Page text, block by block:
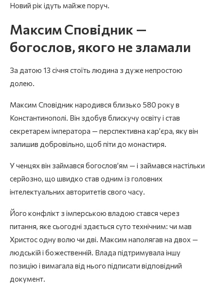
Новий рік ідуть майже поруч.
Максим Сповідник —
богослов, якого не зламали
За датою 13 січня стоїть людина з дуже непростою
долею.
Максим Сповідник народився близько 580 року в
Константинополі. Він здобув блискучу освіту і став
секретарем імператора — перспективна кар’єра, яку він
залишив добровільно, щоб піти до монастиря.
У ченцях він займався богослов’ям — і займався настільки
серйозно, що швидко став одним із головних
інтелектуальних авторитетів свого часу.
Його конфлікт з імперською владою стався через
питання, яке сьогодні здається суто технічним: чи мав
Христос одну волю чи дві. Максим наполягав на двох —
людській і божественній. Влада підтримувала іншу
позицію і вимагала від нього підписати відповідний
документ.